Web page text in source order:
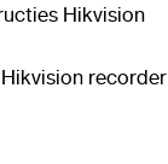
Hikvision
recorder